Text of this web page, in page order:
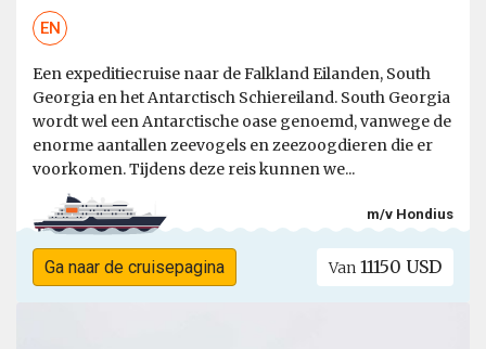
EN
Een expeditiecruise naar de Falkland Eilanden, South
Georgia en het Antarctisch Schiereiland. South Georgia
wordt wel een Antarctische oase genoemd, vanwege de
enorme aantallen zeevogels en zeezoogdieren die er
voorkomen. Tijdens deze reis kunnen we...
m/v Hondius
Ga naar de cruisepagina Van 11150 USD